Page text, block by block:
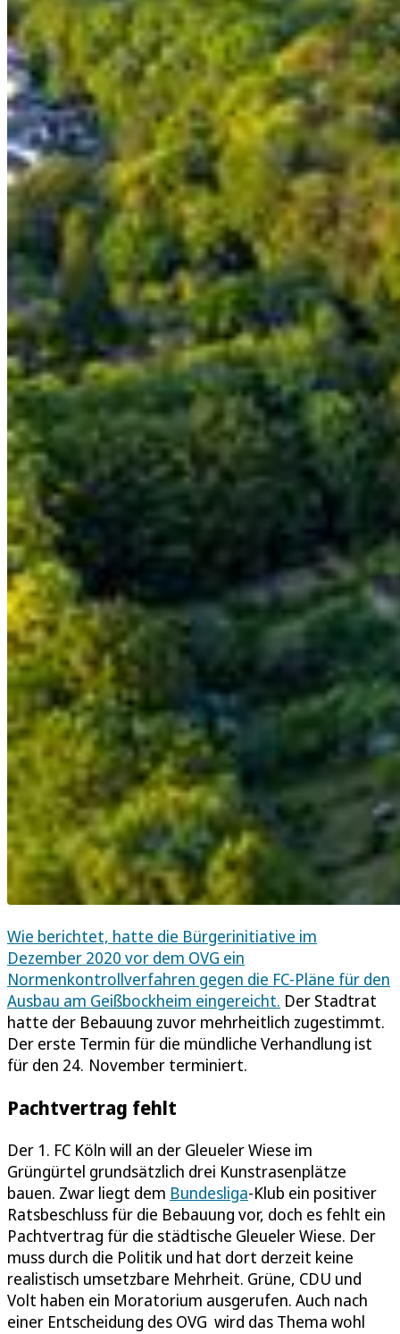
Wie berichtet, hatte die Bürgerinitiative im
Dezember 2020 vor dem OVG ein
Normenkontrollverfahren gegen die FC-Pläne für den
Ausbau am Geißbockheim eingereicht. Der Stadtrat
hatte der Bebauung zuvor mehrheitlich zugestimmt.
Der erste Termin für die mündliche Verhandlung ist
für den 24. November terminiert.
Pachtvertrag fehlt
Der 1. FC Köln will an der Gleueler Wiese im
Grüngürtel grundsätzlich drei Kunstrasenplätze
bauen. Zwar liegt dem Bundesliga-Klub ein positiver
Ratsbeschluss für die Bebauung vor, doch es fehlt ein
Pachtvertrag für die städtische Gleueler Wiese. Der
muss durch die Politik und hat dort derzeit keine
realistisch umsetzbare Mehrheit. Grüne, CDU und
Volt haben ein Moratorium ausgerufen. Auch nach
einer Entscheidung des OVG wird das Thema wohl